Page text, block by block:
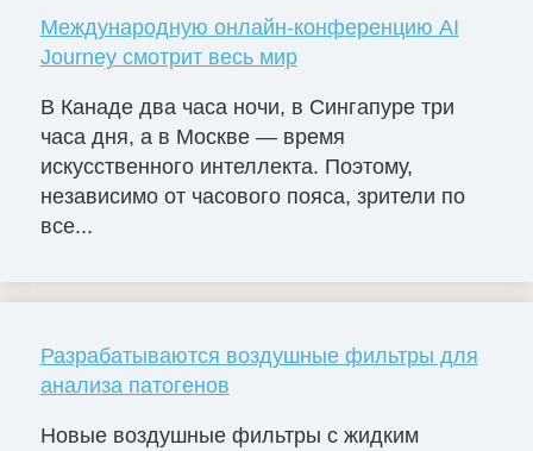
Международную онлайн-конференцию AI
Journey смотрит весь мир
В Канаде два часа ночи, в Сингапуре три
часа дня, а в Москве — время
искусственного интеллекта. Поэтому,
независимо от часового пояса, зрители по
все...
Разрабатываются воздушные фильтры для
анализа патогенов
Новые воздушные фильтры с жидким